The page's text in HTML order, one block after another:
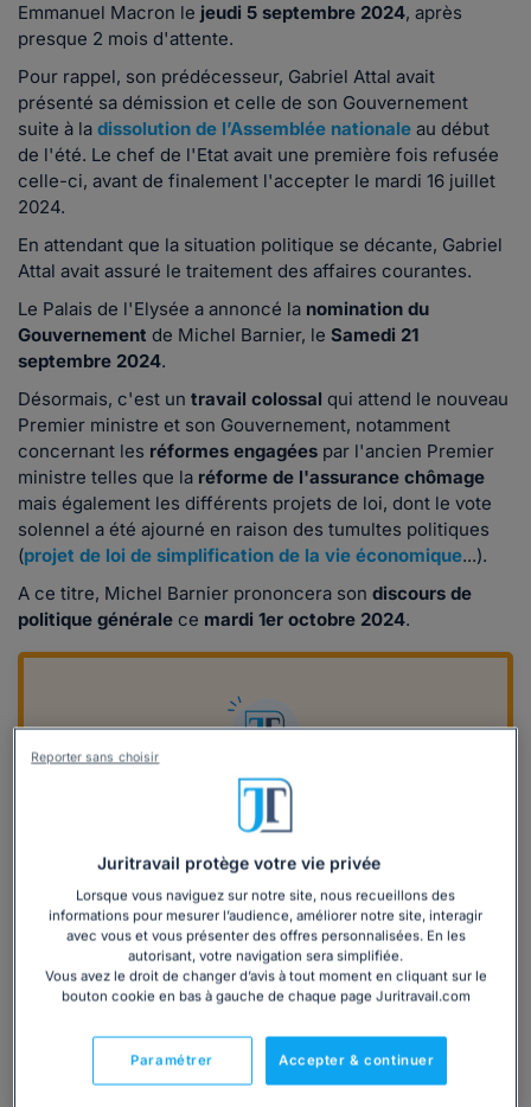
Emmanuel Macron le jeudi 5 septembre 2024, après
presque 2 mois d'attente.
Pour rappel, son prédécesseur, Gabriel Attal avait
présenté sa démission et celle de son Gouvernement
suite à la dissolution de l’Assemblée nationale au début
de l'été. Le chef de l'Etat avait une première fois refusée
celle-ci, avant de finalement l'accepter le mardi 16 juillet
2024.
En attendant que la situation politique se décante, Gabriel
Attal avait assuré le traitement des affaires courantes.
Le Palais de l'Elysée a annoncé la nomination du
Gouvernement de Michel Barnier, le Samedi 21
septembre 2024.
Désormais, c'est un travail colossal qui attend le nouveau
Premier ministre et son Gouvernement, notamment
concernant les réformes engagées par l'ancien Premier
ministre telles que la réforme de l'assurance chômage
mais également les différents projets de loi, dont le vote
solennel a été ajourné en raison des tumultes politiques
(projet de loi de simplification de la vie économique...).
A ce titre, Michel Barnier prononcera son discours de
politique générale ce mardi 1er octobre 2024.
Découvrez nos solutions dédiées aux
pros
- Accédez à l'ensemble de notre base
documentaire en illimité
- Contactez un juriste du lundi au vendredi de
9h à 18h
- Accédez à votre convention collective à jour
des derniers accords
Découvrir
Juritravail protège votre vie privée
Lorsque vous naviguez sur notre site, nous recueillons des
informations pour mesurer l’audience, améliorer notre site, interagir
avec vous et vous présenter des offres personnalisées. En les
autorisant, votre navigation sera simplifiée.
Vous avez le droit de changer d’avis à tout moment en cliquant sur le
bouton cookie en bas à gauche de chaque page Juritravail.com
Accepter & continuer
Paramétrer
Reporter sans choisir